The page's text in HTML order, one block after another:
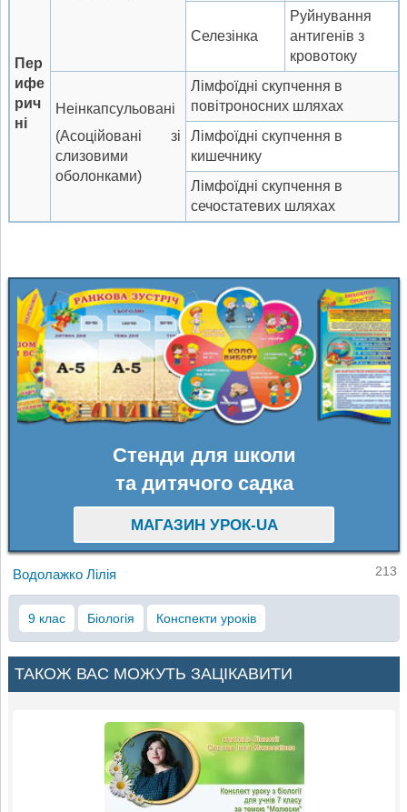
Пер
ифе
рич
ні
Селезінка
Руйнування
антигенів з
кровотоку
Неінкапсульовані
(Асоційовані зі
слизовими
оболонками)
Лімфоїдні скупчення в
повітроносних шляхах
Лімфоїдні скупчення в
кишечнику
Лімфоїдні скупчення в
сечостатевих шляхах
Стенди для школи
та дитячого садка
МАГАЗИН УРОК-UA
Водолажко Лілія 213
9 клас Біологія Конспекти уроків
ТАКОЖ ВАС МОЖУТЬ ЗАЦІКАВИТИ